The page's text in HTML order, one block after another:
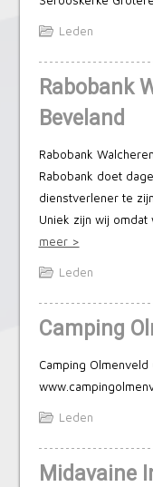
Leden
Rabobank
Beveland
Rabobank
Rabobank doet
dienstverlener te
Uniek zijn wij
meer >
Leden
Camping
Camping
Leden
Midavaine